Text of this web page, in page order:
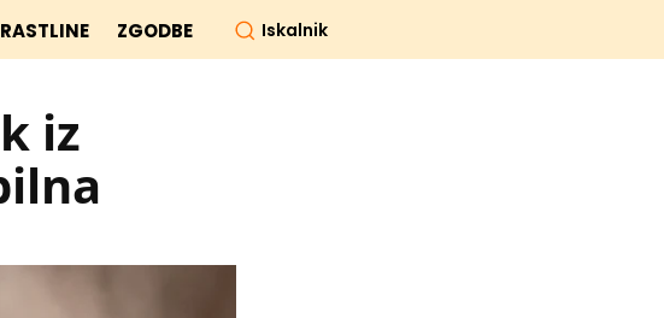
ZGODBE Iskalnik
iz